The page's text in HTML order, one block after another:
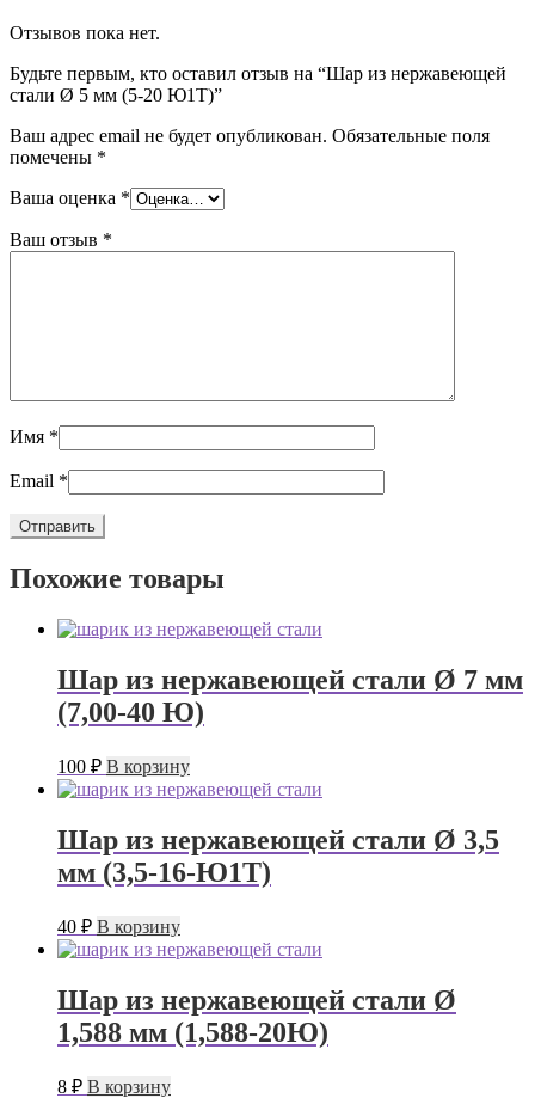
Отзывов пока нет.
Будьте первым, кто оставил отзыв на “Шар из нержавеющей
стали Ø 5 мм (5-20 Ю1Т)”
Ваш адрес email не будет опубликован. Обязательные поля
помечены *
Ваша оценка *
Ваш отзыв *
Имя *
Email *
Похожие товары
Шар из нержавеющей стали Ø 7 мм
(7,00-40 Ю)
100 ₽ В корзину
Шар из нержавеющей стали Ø 3,5
мм (3,5-16-Ю1Т)
40 ₽ В корзину
Шар из нержавеющей стали Ø
1,588 мм (1,588-20Ю)
8 ₽ В корзину